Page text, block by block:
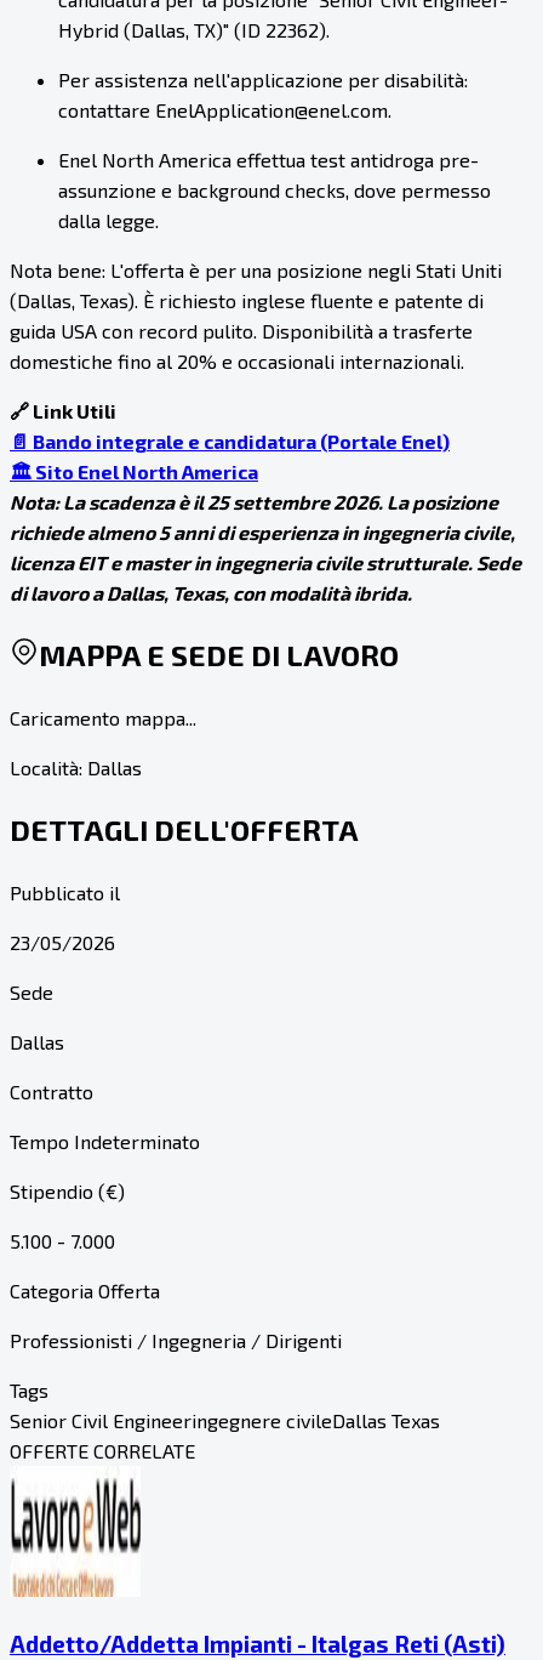
Hybrid (Dallas, TX)" (ID 22362).
Per assistenza nell'applicazione per disabilità:
contattare EnelApplication@enel.com.
Enel North America effettua test antidroga pre-
assunzione e background checks, dove permesso
dalla legge.
Nota bene: L'offerta è per una posizione negli Stati Uniti
(Dallas, Texas). È richiesto inglese fluente e patente di
guida USA con record pulito. Disponibilità a trasferte
domestiche fino al 20% e occasionali internazionali.
🔗 Link Utili
📄 Bando integrale e candidatura (Portale Enel)
🏛️ Sito Enel North America
Nota: La scadenza è il 25 settembre 2026. La posizione
richiede almeno 5 anni di esperienza in ingegneria civile,
licenza EIT e master in ingegneria civile strutturale. Sede
di lavoro a Dallas, Texas, con modalità ibrida.
MAPPA E SEDE DI LAVORO
Caricamento mappa...
Località: Dallas
DETTAGLI DELL'OFFERTA
Pubblicato il
23/05/2026
Sede
Dallas
Contratto
Tempo Indeterminato
Stipendio (€)
5.100 - 7.000
Categoria Offerta
Professionisti / Ingegneria / Dirigenti
Tags
Senior Civil Engineeringegnere civileDallas Texas
OFFERTE CORRELATE
Addetto/Addetta Impianti - Italgas Reti (Asti)